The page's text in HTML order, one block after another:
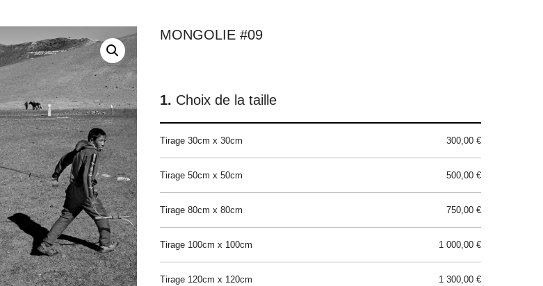
MONGOLIE #09
Choix de la taille
Tirage 30cm x 30cm 300,00 €
Tirage 50cm x 50cm 500,00 €
Tirage 80cm x 80cm 750,00 €
Tirage 100cm x 100cm 1 000,00 €
Tirage 120cm x 120cm 1 300,00 €